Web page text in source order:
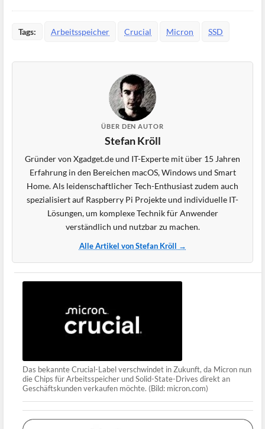
Tags: Arbeitsspeicher Crucial Micron SSD
ÜBER DEN AUTOR
Stefan Kröll
Gründer von Xgadget.de und IT-Experte mit über 15 Jahren
Erfahrung in den Bereichen macOS, Windows und Smart
Home. Als leidenschaftlicher Tech-Enthusiast zudem auch
spezialisiert auf Raspberry Pi Projekte und individuelle IT-
Lösungen, um komplexe Technik für Anwender
verständlich und nutzbar zu machen.
Alle Artikel von Stefan Kröll →
Das bekannte Crucial-Label verschwindet in Zukunft, da Micron nun
die Chips für Arbeitsspeicher und Solid-State-Drives direkt an
Geschäftskunden verkaufen möchte. (Bild: micron.com)